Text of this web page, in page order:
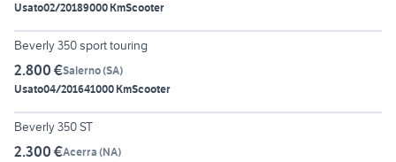
Usato02/20189000 KmScooter
6
Beverly 350 sport touring
2.800 €Salerno(SA)
Usato04/201641000 KmScooter
6
Beverly 350 ST
2.300 €Acerra (NA)